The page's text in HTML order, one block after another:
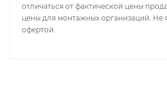
отличаться от фактической цены
цены для монтажных организаций. Не
офертой.